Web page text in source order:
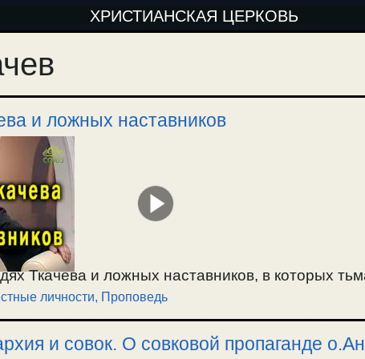
ХРИСТИАНСКАЯ ЦЕРКОВЬ
и ложных наставников
Ткачева и ложных наставников, в которых
/ 13.09.2019г.
личности, Проповедь
и совок. О совковой пропаганде